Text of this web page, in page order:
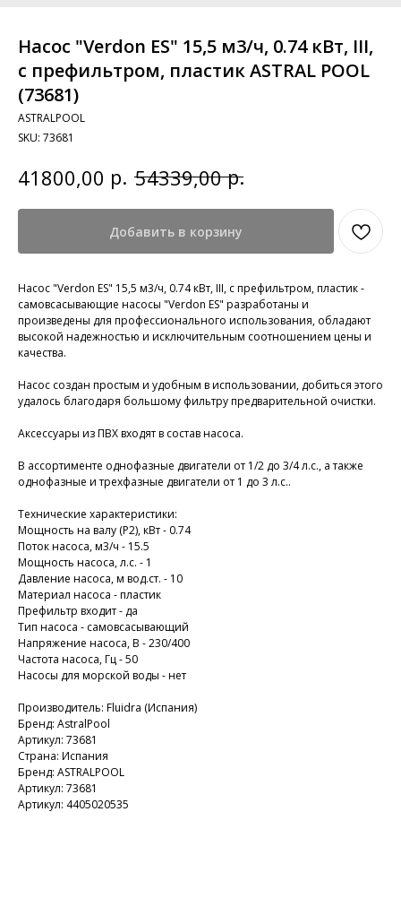
Насос "Verdon ES" 15,5 м3/ч, 0.74 кВт, III,
с префильтром, пластик ASTRAL POOL
(73681)
ASTRALPOOL
SKU: 73681
41800,00 р. 54339,00 р.
Добавить в корзину
Насос "Verdon ES" 15,5 м3/ч, 0.74 кВт, III, с префильтром, пластик -
самовсасывающие насосы "Verdon ES" разработаны и
произведены для профессионального использования, обладают
высокой надежностью и исключительным соотношением цены и
качества.
Насос создан простым и удобным в использовании, добиться этого
удалось благодаря большому фильтру предварительной очистки.
Аксессуары из ПВХ входят в состав насоса.
В ассортименте однофазные двигатели от 1/2 до 3/4 л.с., а также
однофазные и трехфазные двигатели от 1 до 3 л.с..
Технические характеристики:
Мощность на валу (P2), кВт - 0.74
Поток насоса, м3/ч - 15.5
Мощность насоса, л.с. - 1
Давление насоса, м вод.ст. - 10
Материал насоса - пластик
Префильтр входит - да
Тип насоса - самовсасывающий
Напряжение насоса, В - 230/400
Частота насоса, Гц - 50
Насосы для морской воды - нет
Производитель: Fluidra (Испания)
Бренд: AstralPool
Артикул: 73681
Страна: Испания
Бренд: ASTRALPOOL
Артикул: 73681
Артикул: 4405020535